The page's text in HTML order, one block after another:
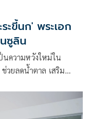
ขี้นก' พระเอก
ซูลิน
นความหวังใหม่ใน
วยลดน้ำตาล เสริม